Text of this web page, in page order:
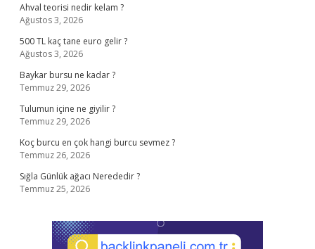
Ahval teorisi nedir kelam ?
Ağustos 3, 2026
500 TL kaç tane euro gelir ?
Ağustos 3, 2026
Baykar bursu ne kadar ?
Temmuz 29, 2026
Tulumun içine ne giyilir ?
Temmuz 29, 2026
Koç burcu en çok hangi burcu sevmez ?
Temmuz 26, 2026
Sığla Günlük ağacı Nerededir ?
Temmuz 25, 2026